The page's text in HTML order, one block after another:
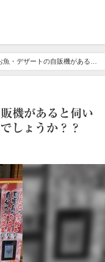
・デザートの自販機があると
機があると伺い
しょうか？？